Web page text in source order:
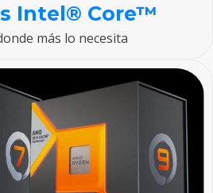
Intel® Core™
más lo necesita